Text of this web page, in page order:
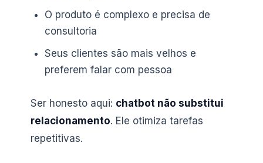
O produto é complexo e precisa de
consultoria
Seus clientes são mais velhos e
preferem falar com pessoa
Ser honesto aqui: chatbot não substitui
relacionamento. Ele otimiza tarefas
repetitivas.